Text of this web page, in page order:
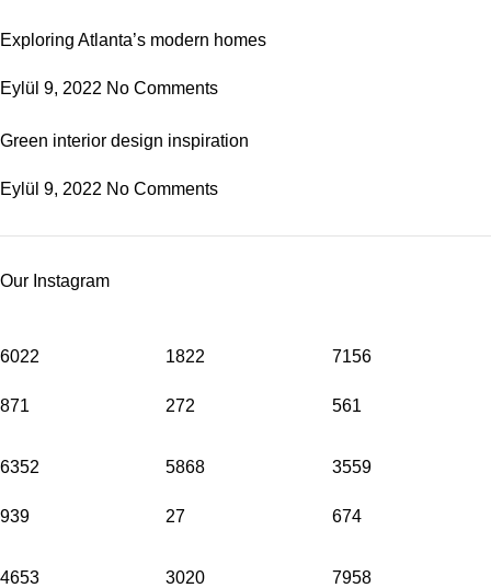
Exploring Atlanta’s modern homes
Eylül 9, 2022 No Comments
Green interior design inspiration
Eylül 9, 2022 No Comments
Our Instagram
6022
871
1822
272
7156
561
6352
939
5868
27
3559
674
4653 3020 7958